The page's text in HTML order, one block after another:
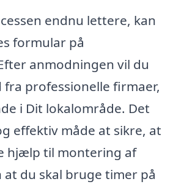
endnu lettere, kan
formular på
anmodningen vil du
professionelle firmaer,
i Dit lokalområde. Det
effektiv måde at sikre, at
hjælp til montering af
du skal bruge timer på